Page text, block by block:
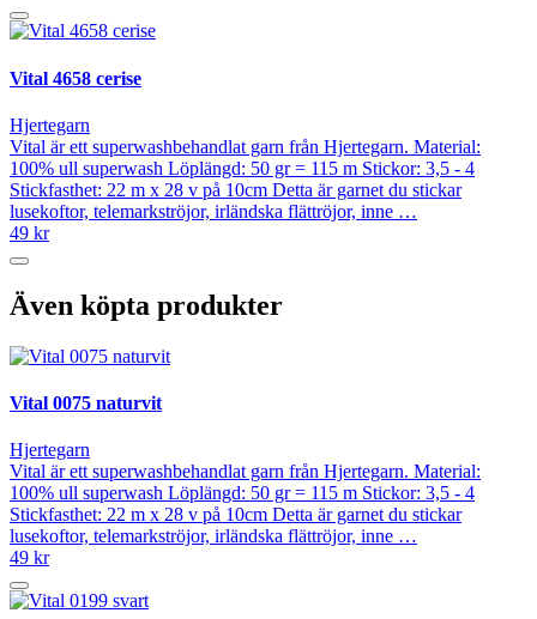
Vital 4658 cerise
Hjertegarn
Vital är ett superwashbehandlat garn från Hjertegarn. Material:
100% ull superwash Löplängd: 50 gr = 115 m Stickor: 3,5 - 4
Stickfasthet: 22 m x 28 v på 10cm Detta är garnet du stickar
lusekoftor, telemarkströjor, irländska flättröjor, inne …
49 kr
Även köpta produkter
Vital 0075 naturvit
Hjertegarn
Vital är ett superwashbehandlat garn från Hjertegarn. Material:
100% ull superwash Löplängd: 50 gr = 115 m Stickor: 3,5 - 4
Stickfasthet: 22 m x 28 v på 10cm Detta är garnet du stickar
lusekoftor, telemarkströjor, irländska flättröjor, inne …
49 kr